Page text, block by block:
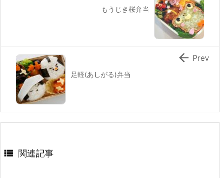
もうじき桜弁当
足軽(あしがる)弁当
 Prev
 関連記事